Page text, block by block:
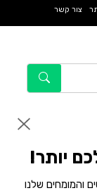
צור קשר
יותר!
והמומחים שלנו